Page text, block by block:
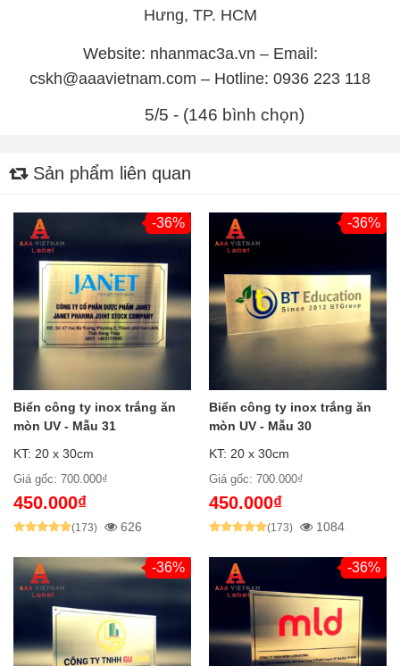
Hưng, TP. HCM
Website: nhanmac3a.vn – Email:
cskh@aaavietnam.com – Hotline: 0936 223 118
5/5 - (146 bình chọn)
Sản phẩm liên quan
-36%
Biển công ty inox trắng ăn
mòn UV - Mẫu 31
KT: 20 x 30cm
Giá gốc: 700.000₫
450.000₫
(173) 626
-36%
Biển công ty inox trắng ăn
mòn UV - Mẫu 30
KT: 20 x 30cm
Giá gốc: 700.000₫
450.000₫
(173) 1084
-36% -36%